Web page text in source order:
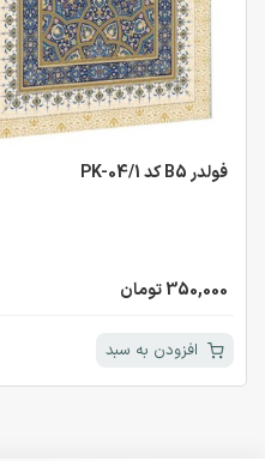
فولدر B5 کد PK-04/1
350,000 تومان
افزودن به سبد